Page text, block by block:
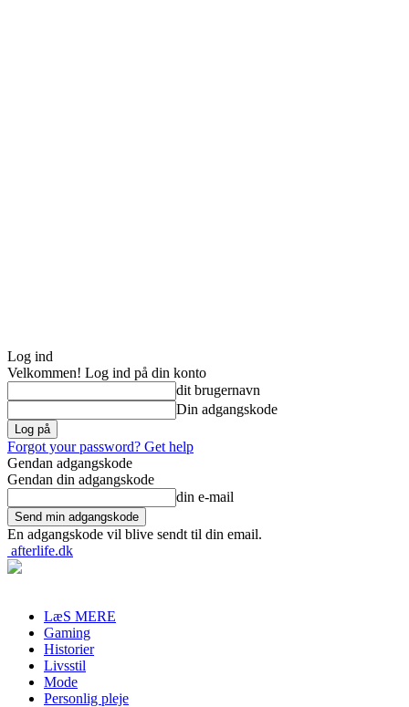
Log ind
Velkommen! Log ind på din konto
dit brugernavn
Din adgangskode
Forgot your password? Get help
Gendan adgangskode
Gendan din adgangskode
din e-mail
En adgangskode vil blive sendt til din email.
afterlife.dk
LæS MERE
Gaming
Historier
Livsstil
Mode
Personlig pleje